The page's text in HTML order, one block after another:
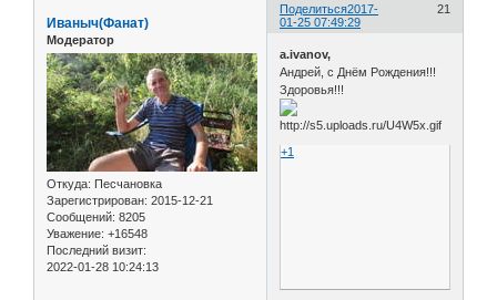
Поделиться 21
2017-
01-25 07:49:29
Иваныч(Фанат)
Модератор
Откуда: Песчановка
Зарегистрирован: 2015-12-21
Сообщений: 8205
Уважение: +16548
Последний визит:
2022-01-28 10:24:13
а.ivanov,
Андрей, с Днём Рождения!!!
Здоровья!!!
+1